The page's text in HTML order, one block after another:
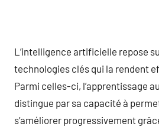
L’intelligence artificielle repose
technologies clés qui la rendent
Parmi celles-ci, l’apprentissage
distingue par sa capacité à
s’améliorer progressivement